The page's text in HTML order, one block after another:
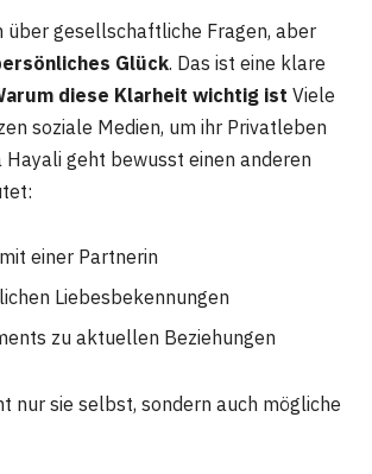
über gesellschaftliche Fragen, aber
Glück. Das ist eine klare
diese Klarheit wichtig ist Viele
soziale Medien, um ihr Privatleben
Hayali geht bewusst einen anderen
einer Partnerin
Liebesbekennungen
zu aktuellen Beziehungen
nur sie selbst, sondern auch mögliche